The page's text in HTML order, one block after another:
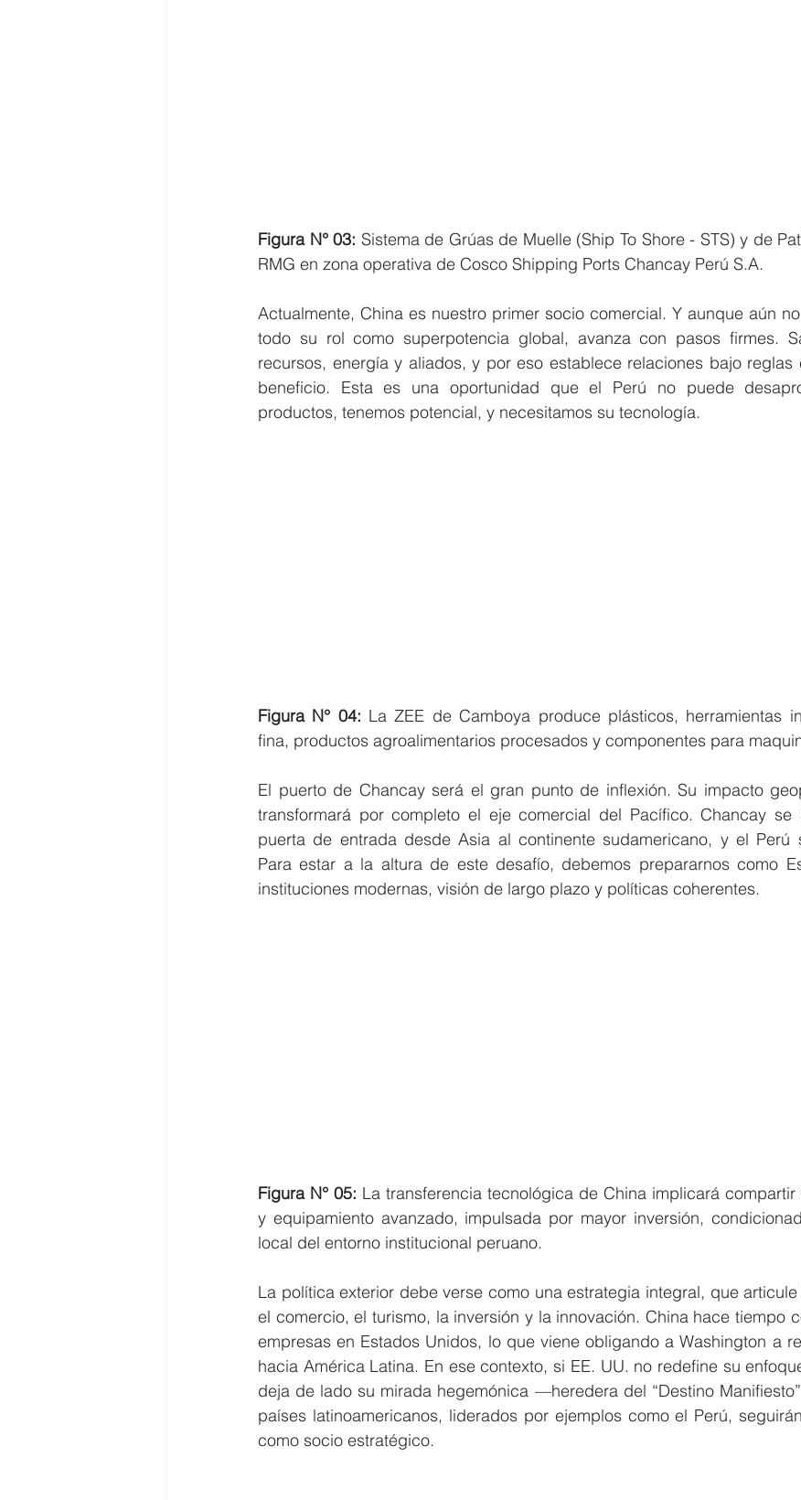
Figura N° 03: Sistema de Grúas de Muelle (Ship To Shore - STS) y de
RMG en zona operativa de Cosco Shipping Ports Chancay Perú S.A.
Actualmente, China es nuestro primer socio comercial. Y aunque aún
todo su rol como superpotencia global, avanza con pasos firmes.
recursos, energía y aliados, y por eso establece relaciones bajo
beneficio. Esta es una oportunidad que el Perú no puede
productos, tenemos potencial, y necesitamos su tecnología.
Figura N° 04: La ZEE de Camboya produce plásticos, herramientas
fina, productos agroalimentarios procesados y componentes para
El puerto de Chancay será el gran punto de inflexión. Su impacto
transformará por completo el eje comercial del Pacífico. Chancay se
puerta de entrada desde Asia al continente sudamericano, y el Perú
Para estar a la altura de este desafío, debemos prepararnos como
instituciones modernas, visión de largo plazo y políticas coherentes.
Figura N° 05: La transferencia tecnológica de China implicará
y equipamiento avanzado, impulsada por mayor inversión,
local del entorno institucional peruano.
La política exterior debe verse como una estrategia integral, que
el comercio, el turismo, la inversión y la innovación. China hace tiempo
empresas en Estados Unidos, lo que viene obligando a Washington a
hacia América Latina. En ese contexto, si EE. UU. no redefine su
deja de lado su mirada hegemónica —heredera del “Destino
países latinoamericanos, liderados por ejemplos como el Perú,
como socio estratégico.